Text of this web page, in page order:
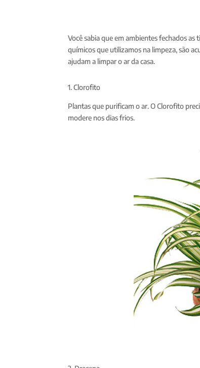
Você sabia que em ambientes fechados
químicos que utilizamos na limpeza, são
ajudam a limpar o ar da casa.
1. Clorofito
Plantas que purificam o ar. O Clorofito
modere nos dias frios.